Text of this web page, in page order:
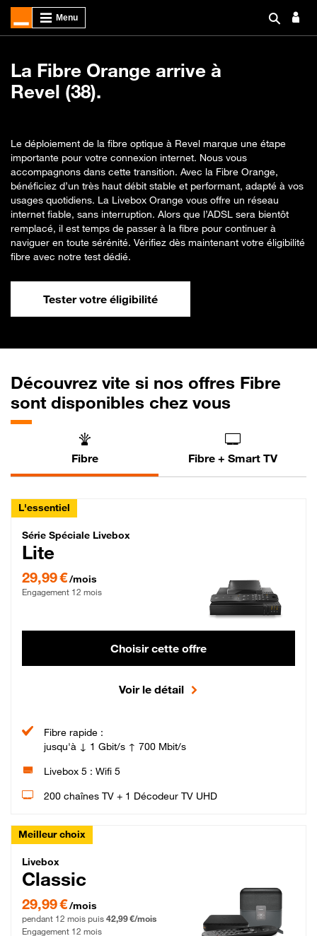
La Fibre Orange arrive à
Revel (38).
Le déploiement de la fibre optique à Revel marque une étape
importante pour votre connexion internet. Nous vous
accompagnons dans cette transition. Avec la Fibre Orange,
bénéficiez d’un très haut débit stable et performant, adapté à vos
usages quotidiens. La Livebox Orange vous offre un réseau
internet fiable, sans interruption. Alors que l’ADSL sera bientôt
remplacé, il est temps de passer à la fibre pour continuer à
naviguer en toute sérénité. Vérifiez dès maintenant votre éligibilité
fibre avec notre test dédié.
Tester votre éligibilité
Découvrez vite si nos offres Fibre
sont disponibles chez vous
Fibre Fibre + Smart TV
L'essentiel
Série Spéciale Livebox Lite Fibre
Série Spéciale Livebox
Lite
29,99 €/mois
Engagement 12 mois
Choisir cette offre
Voir le détail
Fibre rapide :
jusqu'à ↓ 1 Gbit/s ↑ 700 Mbit/s
Livebox 5 : Wifi 5
200 chaînes TV + 1 Décodeur TV UHD
Meilleur choix
Livebox Classic Fibre
Livebox
Classic
29,99 € par mois pendant 12 mois puis 42,99 € par mois, Engagement 12 mois
29,99 €/mois
pendant 12 mois puis 42,99 €/mois
Engagement 12 mois